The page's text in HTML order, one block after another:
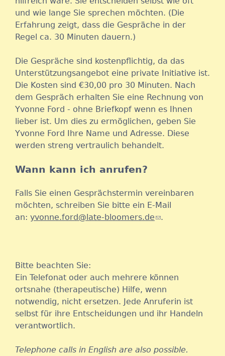
und wie lange Sie sprechen möchten. (Die
Erfahrung zeigt, dass die Gespräche in der
Regel ca. 30 Minuten dauern.)
Die Gespräche sind kostenpflichtig, da das
Unterstützungsangebot eine private Initiative ist.
Die Kosten sind €30,00 pro 30 Minuten. Nach
dem Gespräch erhalten Sie eine Rechnung von
Yvonne Ford - ohne Briefkopf wenn es Ihnen
lieber ist. Um dies zu ermöglichen, geben Sie
Yvonne Ford Ihre Name und Adresse. Diese
werden streng vertraulich behandelt.
Wann kann ich anrufen?
Falls Sie einen Gesprächstermin vereinbaren
möchten, schreiben Sie bitte ein E-Mail
an: yvonne.ford@late-bloomers.de(
s
e
n
d
-
.
Bitte beachten Sie:
Ein Telefonat oder auch mehrere können
ortsnahe (therapeutische) Hilfe, wenn
notwendig, nicht ersetzen. Jede Anruferin ist
selbst für ihre Entscheidungen und ihr Handeln
verantwortlich.
Telephone calls in English are also possible.